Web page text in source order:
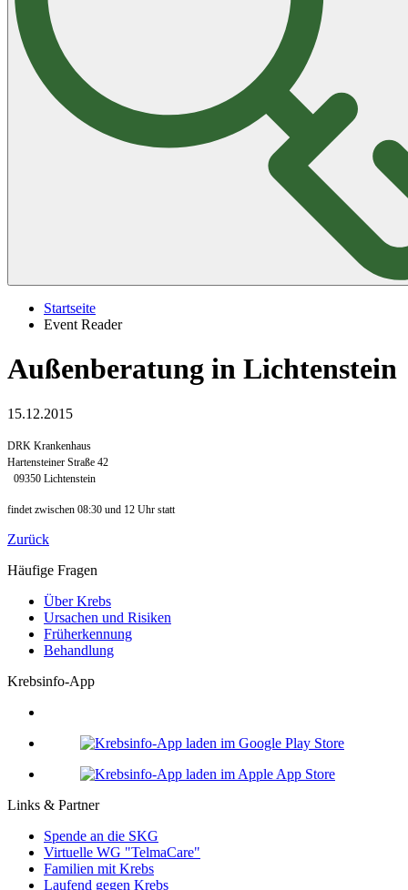
Startseite
Event Reader
Außenberatung in Lichtenstein
15.12.2015
DRK Krankenhaus
Hartensteiner Straße 42
09350 Lichtenstein
findet zwischen 08:30 und 12 Uhr statt
Zurück
Häufige Fragen
Über Krebs
Ursachen und Risiken
Früherkennung
Behandlung
Krebsinfo-App
Links & Partner
Spende an die SKG
Virtuelle WG "TelmaCare"
Familien mit Krebs
Laufend gegen Krebs